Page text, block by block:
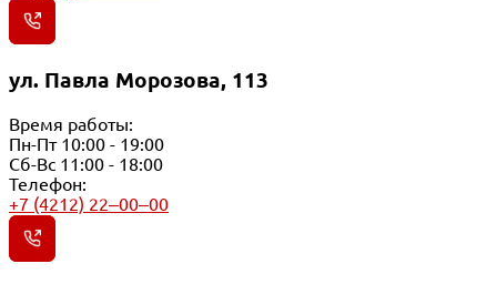
ул. Павла Морозова, 113
Время работы:
Пн-Пт 10:00 - 19:00
Сб-Вс 11:00 - 18:00
Телефон:
+7 (4212) 22‒00‒00